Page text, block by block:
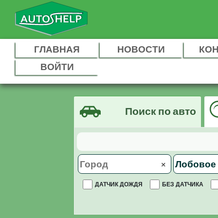
ГЛАВНАЯ НОВОСТИ
ВОЙТИ
Поиск по авто
×
ДАТЧИК ДОЖДЯ БЕЗ ДАТЧИКА